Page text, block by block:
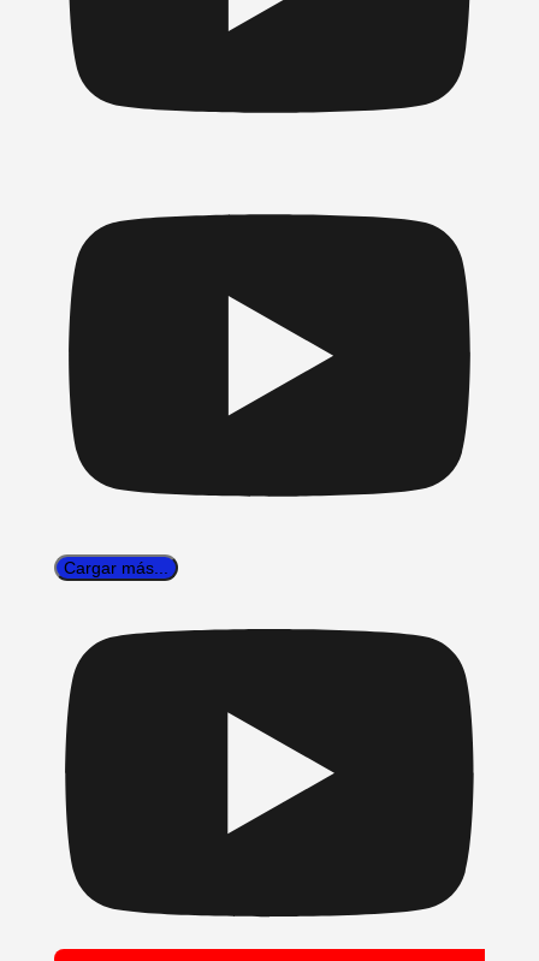
Cargar más...